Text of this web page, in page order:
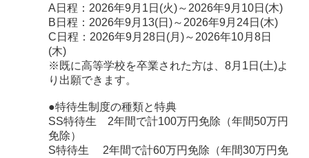
A日程：2026年9月1日(火)～2026年9月10日(木)
B日程：2026年9月13(日)～2026年9月24日(木)
C日程：2026年9月28日(月)～2026年10月8日
(木)
※既に高等学校を卒業された方は、8月1日(土)よ
り出願できます。
●特待生制度の種類と特典
SS特待生 2年間で計100万円免除（年間50万円
免除）
S特待生 2年間で計60万円免除（年間30万円免